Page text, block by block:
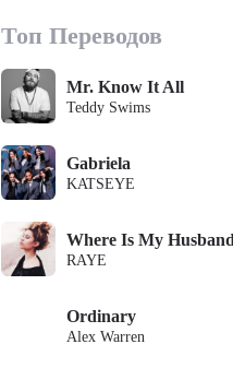
Топ Переводов
Mr. Know It All
Teddy Swims
Gabriela
KATSEYE
Where Is My
RAYE
Ordinary
Alex Warren